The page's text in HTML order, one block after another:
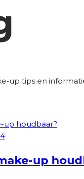
up tips en
up